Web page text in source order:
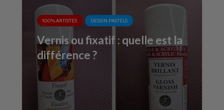
100% ARTISTES DESSIN PASTELS
Vernis ou fixatif : quelle est la
différence ?